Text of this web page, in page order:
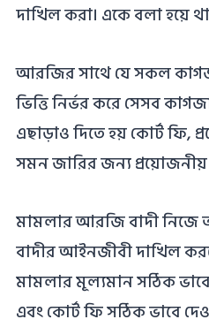
দাখিল করা। একে বলা হয়ে
আরজির সাথে যে সকল
ভিত্তি নির্ভর করে সেসব
এছাড়াও দিতে হয় কোর্ট ফি,
সমন জারির জন্য প্রয়োজনীয়
মামলার আরজি বাদী নিজে
বাদীর আইনজীবী দাখিল
মামলার মূল্যমান সঠিক ভাবে
এবং কোর্ট ফি সঠিক ভাবে